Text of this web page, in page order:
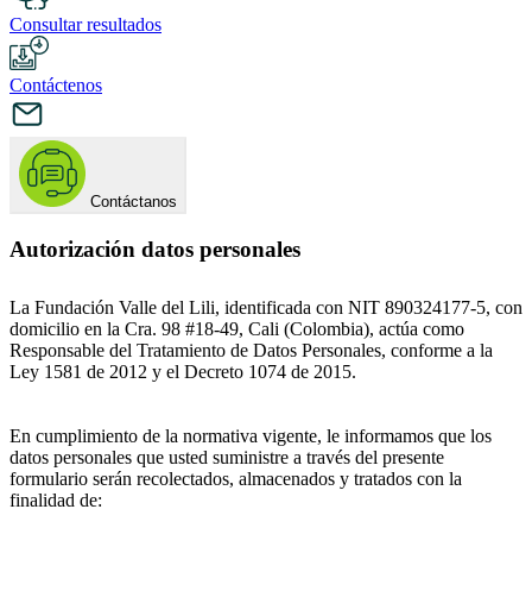
Consultar resultados
Contáctenos
Contáctanos
Autorización datos personales
La Fundación Valle del Lili, identificada con NIT 890324177-5, con
domicilio en la Cra. 98 #18-49, Cali (Colombia), actúa como
Responsable del Tratamiento de Datos Personales, conforme a la
Ley 1581 de 2012 y el Decreto 1074 de 2015.
En cumplimiento de la normativa vigente, le informamos que los
datos personales que usted suministre a través del presente
formulario serán recolectados, almacenados y tratados con la
finalidad de: